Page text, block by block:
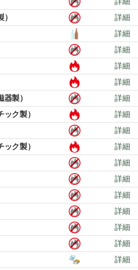
詳細
詳細
詳細
詳細
詳細
製）
詳細
ク製）
詳細
詳細
ク製）
詳細
詳細
詳細
詳細
詳細
詳細
詳細
詳細